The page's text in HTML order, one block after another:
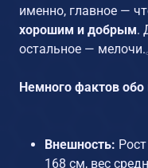
именно, главное —
хорошим и добрым.
остальное — мелочи.
Немного фактов обо
Внешность:
168 см, вес